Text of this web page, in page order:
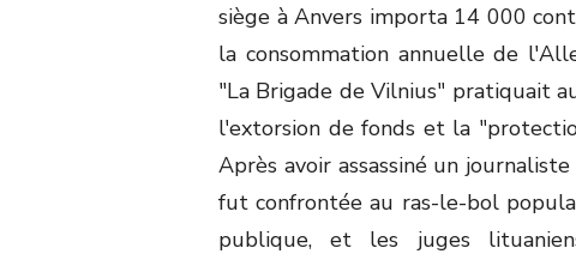
siège à Anvers importa 14 000
la consommation annuelle de
"La Brigade de Vilnius" pratiquait
l'extorsion de fonds et la
Après avoir assassiné un
fut confrontée au ras-le-bol
publique, et les juges